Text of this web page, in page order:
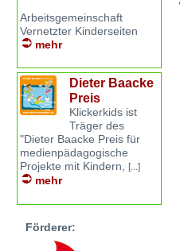
Arbeitsgemeinschaft
Vernetzter Kinderseiten
mehr
Dieter Baacke
Preis
Klickerkids ist
Träger des
"Dieter Baacke Preis für
medienpädagogische
Projekte mit Kindern, [...]
mehr
Förderer: